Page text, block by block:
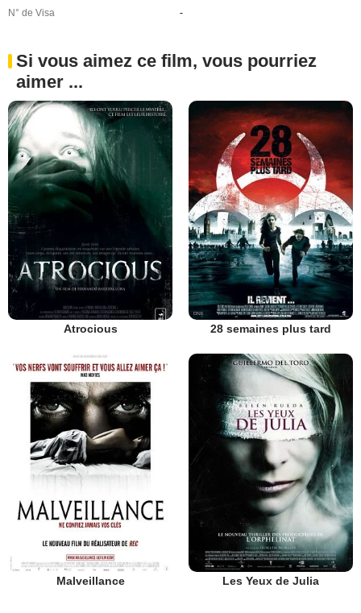
N° de Visa
-
Si vous aimez ce film, vous pourriez
aimer ...
Atrocious 28 semaines plus tard
Malveillance Les Yeux de Julia